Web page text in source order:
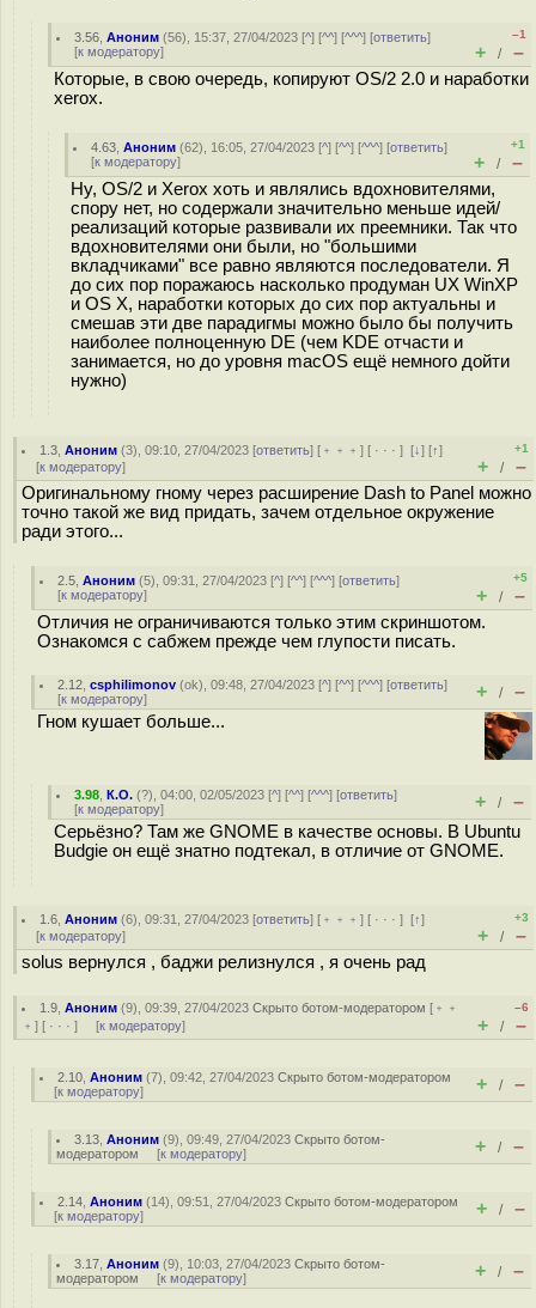
3.56 ,Аноним (56), 15:37, 27/04/2023 [^] [^^] [^^^] [ответить]
[к модератору]
–1
+ / –
Которые, в свою очередь, копируют OS/2 2.0 и наработки
xerox.
4.63 ,Аноним (62), 16:05, 27/04/2023 [^] [^^] [^^^] [ответить]
[к модератору]
+1
+ / –
Ну, OS/2 и Xerox хоть и являлись вдохновителями,
спору нет, но содержали значительно меньше идей/
реализаций которые развивали их преемники. Так что
вдохновителями они были, но "большими
вкладчиками" все равно являются последователи. Я
до сих пор поражаюсь насколько продуман UX WinXP
и OS X, наработки которых до сих пор актуальны и
смешав эти две парадигмы можно было бы получить
наиболее полноценную DE (чем KDE отчасти и
занимается, но до уровня macOS ещё немного дойти
нужно)
1.3 ,Аноним (3), 09:10, 27/04/2023 [ответить] [ ﹢﹢﹢] [ · · ·][↓] [↑]
[к модератору]
+1
+ / –
Оригинальному гному через расширение Dash to Panel можно
точно такой же вид придать, зачем отдельное окружение
ради этого...
2.5 ,Аноним (5), 09:31, 27/04/2023 [^] [^^] [^^^] [ответить]
[к модератору]
+5
+ / –
Отличия не ограничиваются только этим скриншотом.
Ознакомся с сабжем прежде чем глупости писать.
2.12 ,csphilimonov (ok), 09:48, 27/04/2023 [^] [^^] [^^^] [ответить]
[к модератору] + / –
Гном кушает больше...
3.98 ,К.О. (?), 04:00, 02/05/2023 [^] [^^] [^^^] [ответить]
[к модератору] + / –
Серьёзно? Там же GNOME в качестве основы. В Ubuntu
Budgie он ещё знатно подтекал, в отличие от GNOME.
1.6 ,Аноним (6), 09:31, 27/04/2023 [ответить] [ ﹢﹢﹢] [ · · ·][↑]
[к модератору]
+3
+ / –
solus вернулся , баджи релизнулся , я очень рад
1.9 ,Аноним (9), 09:39, 27/04/2023Скрыто ботом-модератором [ ﹢﹢
﹢ ] [ · · · ] [к модератору]
–6
+ / –
2.10 ,Аноним (7), 09:42, 27/04/2023Скрыто ботом-модератором
[к модератору] + / –
3.13 ,Аноним (9), 09:49, 27/04/2023Скрыто ботом-
модератором [к модератору] + / –
2.14 ,Аноним (14), 09:51, 27/04/2023Скрыто ботом-модератором
[к модератору] + / –
3.17 ,Аноним (9), 10:03, 27/04/2023Скрыто ботом-
модератором [к модератору] + / –